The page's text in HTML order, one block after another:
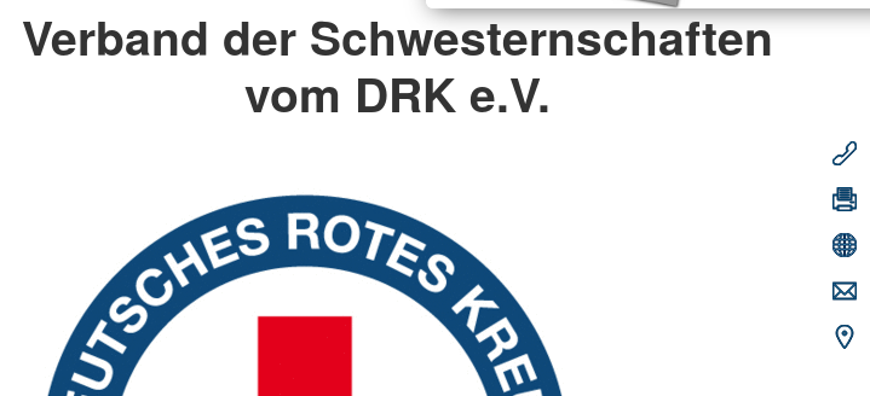
Verband der Schwesternschaften
vom DRK e.V.